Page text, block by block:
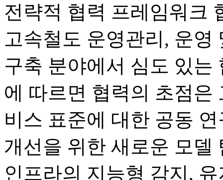
전략적 협력 프레임워크
고속철도 운영관리, 운
구축 분야에서 심도 있는
에 따르면 협력의 초점은
비스 표준에 대한 공동
개선을 위한 새로운 모델
인프라의 지능형 감지,